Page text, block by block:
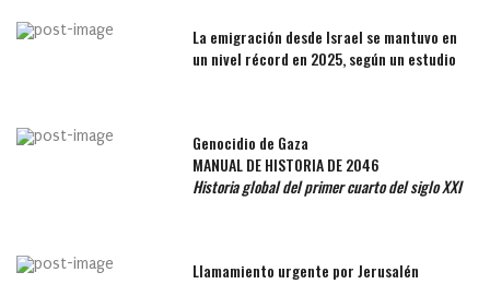
La emigración desde Israel se mantuvo en
un nivel récord en 2025, según un estudio
Genocidio de Gaza
MANUAL DE HISTORIA DE 2046
Historia global del primer cuarto del siglo XXI
Llamamiento urgente por Jerusalén